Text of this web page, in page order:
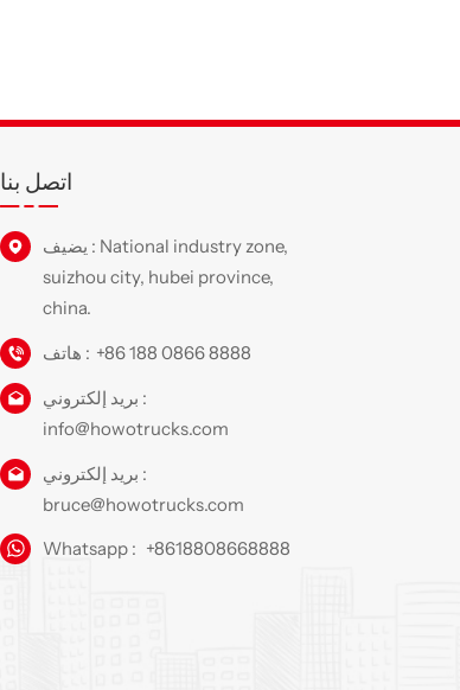
اتصل بنا
يضيف : National industry zone,
suizhou city, hubei province,
china.
هاتف : +86 188 0866 8888
بريد إلكتروني :
info@howotrucks.com
بريد إلكتروني :
bruce@howotrucks.com
Whatsapp : +8618808668888